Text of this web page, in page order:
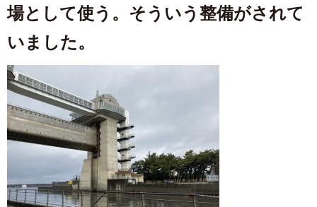
場として使う。そういう整備がされて
いました。